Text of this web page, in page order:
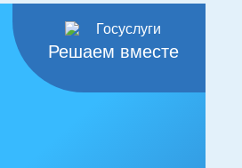
Решаем вместе